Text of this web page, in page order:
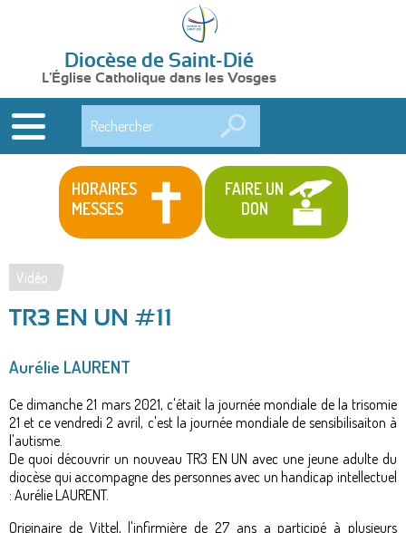
Diocèse de Saint-Dié
L'Église Catholique dans les Vosges
HORAIRES
MESSES
FAIRE UN
DON
Vous
êtes
ici
Vidéo
TR3 EN UN #11
Aurélie LAURENT
Ce dimanche 21 mars 2021, c'était la journée mondiale de la trisomie
21 et ce vendredi 2 avril, c'est la journée mondiale de sensibilisaiton à
l'autisme.
De quoi découvrir un nouveau TR3 EN UN avec une jeune adulte du
diocèse qui accompagne des personnes avec un handicap intellectuel
: Aurélie LAURENT.
Originaire de Vittel, l'infirmière de 27 ans a participé à plusieurs